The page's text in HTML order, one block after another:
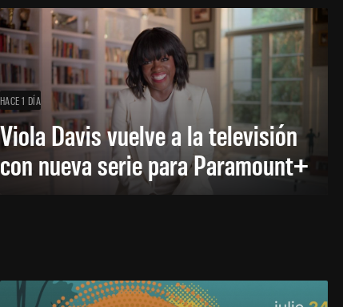
HACE 1 DÍA
Viola Davis vuelve a la televisión
con nueva serie para Paramount+